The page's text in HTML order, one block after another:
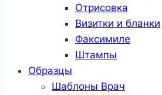
Отрисовка
Визитки и бланки
Факсимиле
Штампы
Образцы
Шаблоны Врач